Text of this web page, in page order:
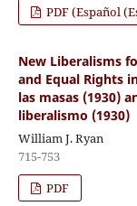
PDF (Español
New Liberalisms
and Equal Rights
las masas (1930)
liberalismo (1930)
William J. Ryan
715-753
PDF